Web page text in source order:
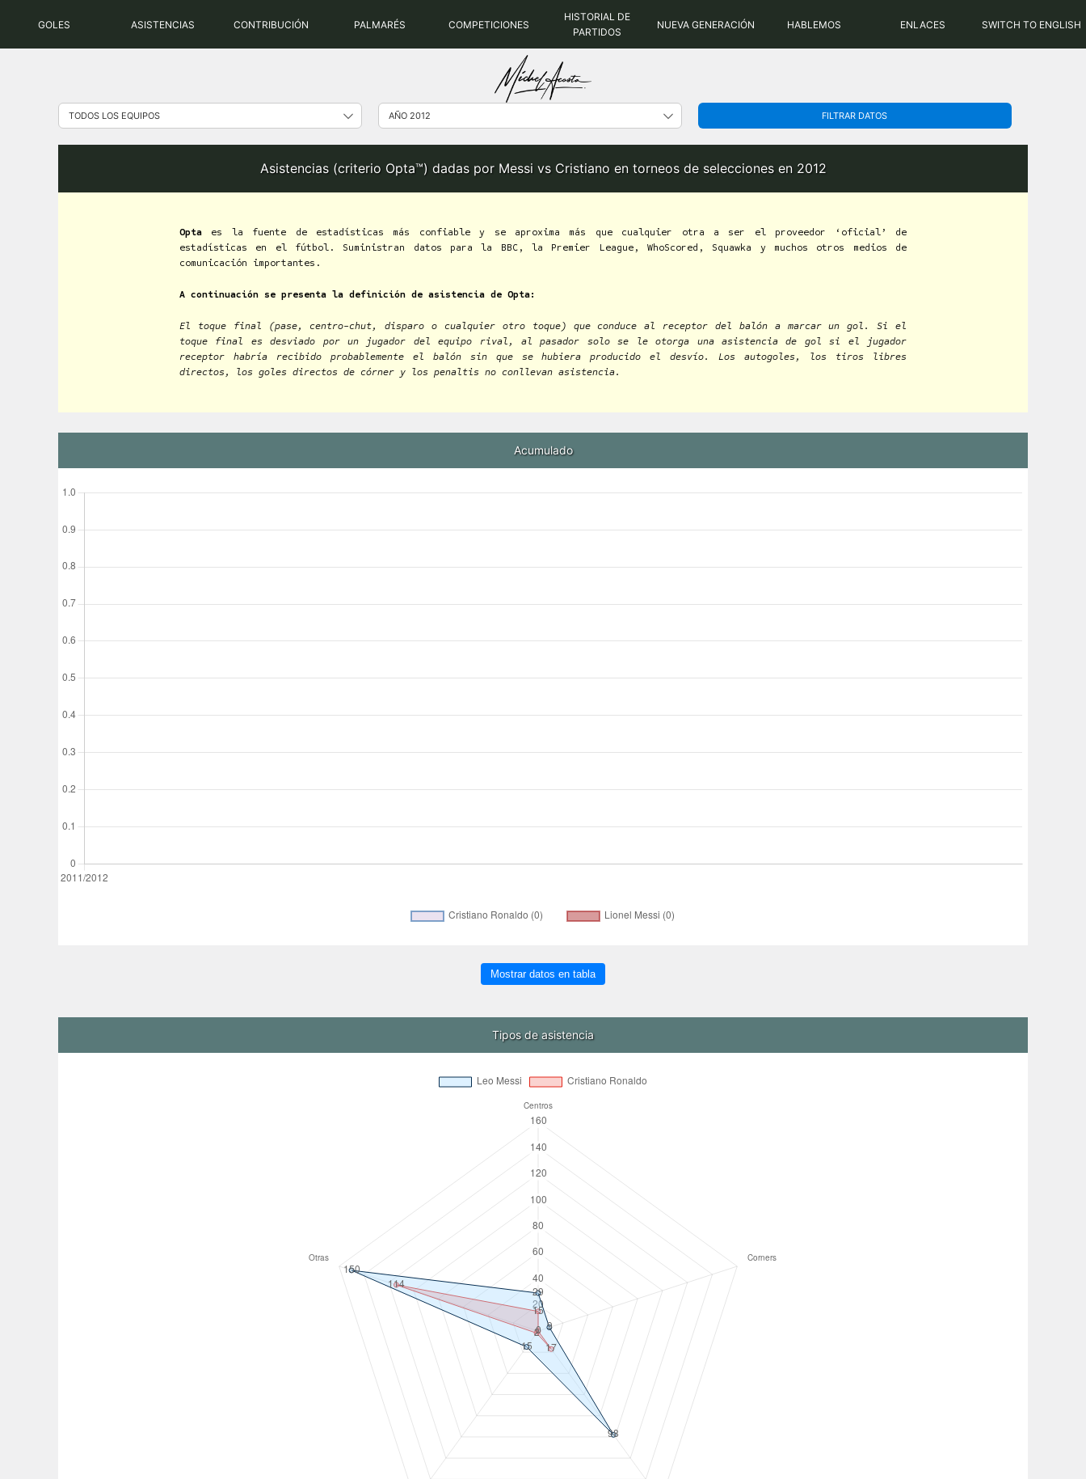
GOLES ASISTENCIAS CONTRIBUCIÓN PALMARÉS COMPETICIONES
HISTORIAL DE
PARTIDOS
NUEVA GENERACIÓN HABLEMOS ENLACES SWITCH TO ENGLISH
FILTRAR DATOS
Asistencias (criterio Opta™) dadas por Messi vs Cristiano en torneos de selecciones en 2012
Opta es la fuente de estadísticas más confiable y se aproxima más que cualquier otra a ser el proveedor ‘oficial’ de
estadísticas en el fútbol. Suministran datos para la BBC, la Premier League, WhoScored, Squawka y muchos otros medios de
comunicación importantes.
A continuación se presenta la definición de asistencia de Opta:
El toque final (pase, centro-chut, disparo o cualquier otro toque) que conduce al receptor del balón a marcar un gol. Si el
toque final es desviado por un jugador del equipo rival, al pasador solo se le otorga una asistencia de gol si el jugador
receptor habría recibido probablemente el balón sin que se hubiera producido el desvío. Los autogoles, los tiros libres
directos, los goles directos de córner y los penaltis no conllevan asistencia.
Acumulado
Mostrar datos en tabla
Tipos de asistencia